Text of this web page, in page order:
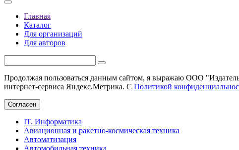
Главная
Каталог
Для организаций
Для авторов
Продолжая пользоваться данным сайтом, я выражаю ООО
интернет-сервиса Яндекс.Метрика. С Политикой
Согласен
IT. Информатика
Авиационная и ракетно-космическая техника
Автоматизация
Автомобильная техника